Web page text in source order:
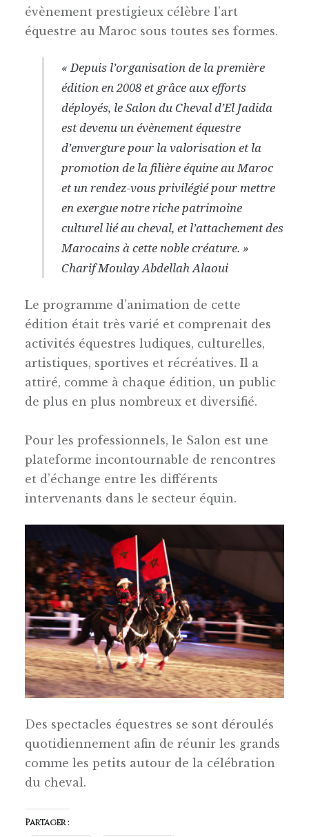
évènement prestigieux célèbre l’art
équestre au Maroc sous toutes ses formes.
« Depuis l’organisation de la première
édition en 2008 et grâce aux efforts
déployés, le Salon du Cheval d’El Jadida
est devenu un évènement équestre
d’envergure pour la valorisation et la
promotion de la filière équine au Maroc
et un rendez-vous privilégié pour mettre
en exergue notre riche patrimoine
culturel lié au cheval, et l’attachement des
Marocains à cette noble créature. »
Charif Moulay Abdellah Alaoui
Le programme d’animation de cette
édition était très varié et comprenait des
activités équestres ludiques, culturelles,
artistiques, sportives et récréatives. Il a
attiré, comme à chaque édition, un public
de plus en plus nombreux et diversifié.
Pour les professionnels, le Salon est une
plateforme incontournable de rencontres
et d’échange entre les différents
intervenants dans le secteur équin.
Des spectacles équestres se sont déroulés
quotidiennement afin de réunir les grands
comme les petits autour de la célébration
du cheval.
Partager :